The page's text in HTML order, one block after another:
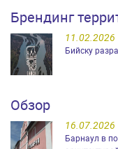
Брендинг
11.02.2026
Бийску
Обзор
16.07.2026
Барнаул в